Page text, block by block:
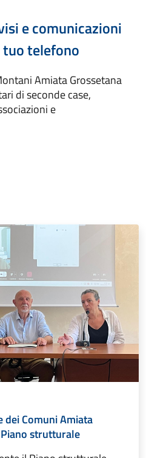
e comunicazioni
telefono
Amiata Grossetana
di seconde case,
e
dei Comuni Amiata
strutturale